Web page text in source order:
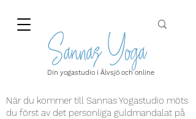
Din yogastudio i Älvsjö och online
När du kommer till Sannas Yogastudio möts
du först av det personliga guldmandalat på